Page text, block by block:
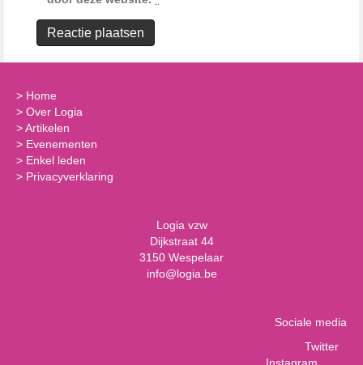
> Home
> Over Logia
>Artikelen
> Evenementen
> Enkel leden
> Privacyverklaring
Logia vzw
Dijkstraat 44
3150 Wespelaar
info@logia.be
Sociale media
Twitter